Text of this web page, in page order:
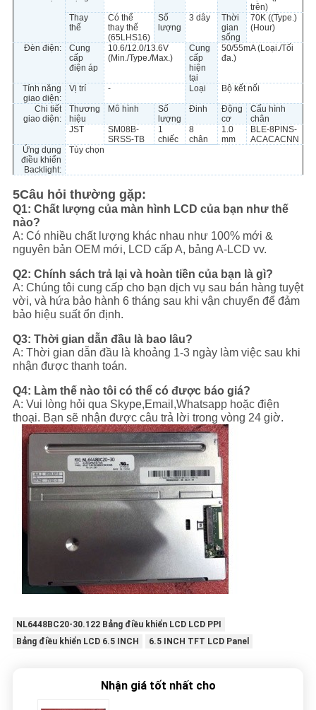
trên)
Thay
thế
Có thể
thay thế
(65LHS16)
Số
lượng
3 dây
Thời
gian
sống
70K ((Type.)
(Hour)
Đèn điện:
Cung
cấp
điện áp
10.6/12.0/13.6V
(Min./Type./Max.)
Cung
cấp
hiện
tại
50/55mA (Loại./Tối
đa.)
Tính năng
giao diện:
Vị trí - Loại Bộ kết nối
Chi tiết
giao diện:
Thương
hiệu
Mô hình
Số
lượng
Đinh
Động
cơ
Cấu hình
chân
JST
SM08B-
SRSS-TB
1
chiếc
8
chân
1.0
mm
BLE-8PINS-
ACACACNN
Ứng dụng
điều khiển
Backlight:
Tùy chọn
5Câu hỏi thường gặp:
Q1: Chất lượng của màn hình LCD của bạn như thế
nào?
A: Có nhiều chất lượng khác nhau như 100% mới &
nguyên bản OEM mới, LCD cấp A, bảng A-LCD vv.
Q2: Chính sách trả lại và hoàn tiền của bạn là gì?
A: Chúng tôi cung cấp cho bạn dịch vụ sau bán hàng tuyệt
vời, và hứa bảo hành 6 tháng sau khi vận chuyển để đảm
bảo hiệu suất ổn định.
Q3: Thời gian dẫn đầu là bao lâu?
A: Thời gian dẫn đầu là khoảng 1-3 ngày làm việc sau khi
nhận được thanh toán.
Q4: Làm thế nào tôi có thể có được báo giá?
A: Vui lòng hỏi qua Skype,Email,Whatsapp hoặc điện
thoại. Bạn sẽ nhận được câu trả lời trong vòng 24 giờ.
NL6448BC20-30.122 Bảng điều khiển LCD LCD PPI
Bảng điều khiển LCD 6.5 INCH
6.5 INCH TFT LCD Panel
Nhận giá tốt nhất cho